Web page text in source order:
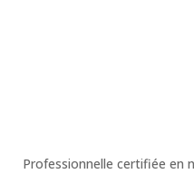
Professionnelle certifiée en